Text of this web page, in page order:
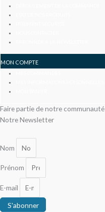
MON COMPTE
Faire partie de notre communauté
Notre Newsletter
Nom
Prénom
E-mail
S'abonner